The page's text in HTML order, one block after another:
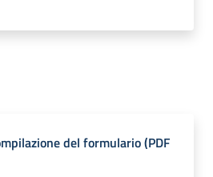
del formulario(PDF